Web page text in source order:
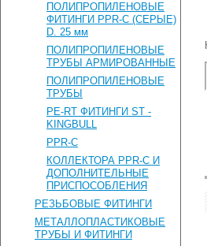
ПОЛИПРОПИЛЕНОВЫЕ
ФИТИНГИ PPR-C (СЕРЫЕ)
D. 25 мм
ПОЛИПРОПИЛЕНОВЫЕ
ТРУБЫ АРМИРОВАННЫЕ
ПОЛИПРОПИЛЕНОВЫЕ
ТРУБЫ
PE-RT ФИТИНГИ ST -
KINGBULL
PPR-C
КОЛЛЕКТОРА PPR-C И
ДОПОЛНИТЕЛЬНЫЕ
ПРИСПОСОБЛЕНИЯ
РЕЗЬБОВЫЕ ФИТИНГИ
МЕТАЛЛОПЛАСТИКОВЫЕ
ТРУБЫ И ФИТИНГИ